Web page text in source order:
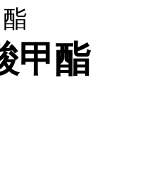
甲酯